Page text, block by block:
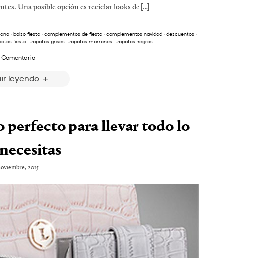
Una posible opción es reciclar looks de […]
· bolso fiesta· complementos de fiesta· complementos navidad· descuentos·
fiesta · zapatos grises · zapatos marrones · zapatos negros
Comentario
leyendo
perfecto para llevar todo lo
2015